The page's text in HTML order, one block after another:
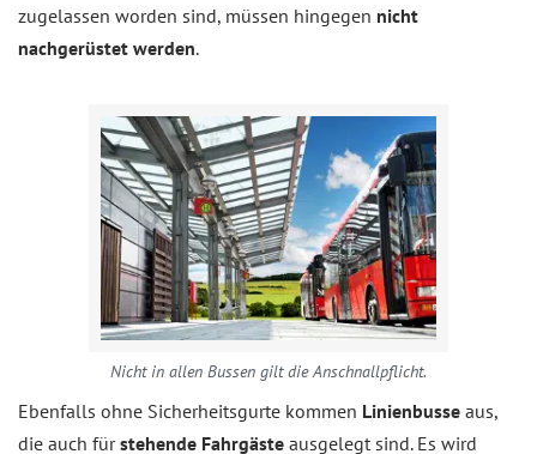
zugelassen worden sind, müssen hingegen nicht
nachgerüstet werden.
Nicht in allen Bussen gilt die Anschnallpflicht.
Ebenfalls ohne Sicherheitsgurte kommen Linienbusse aus,
die auch fürstehende Fahrgäste ausgelegt sind. Es wird